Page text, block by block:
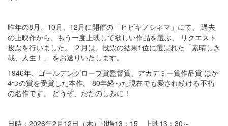
昨年の8月、10月、12月に開催の「ヒビキノシネマ」にて、 過去
の上映作から、もう一度上映して欲しい作品を選ぶ、 リクエスト
投票を行いました。 ２月は、投票の結果1位に選ばれた「素晴しき
哉、人生！」 をお送りいたします。
1946年、ゴールデングローブ賞監督賞、アカデミー賞作品賞 ほか
4つの賞を受賞した本作。 80年経った現在でも愛され続ける不朽
の名作です。 どうぞ、おたのしみに！
日時：2026年2月12日（木）開場13：15 上映13：30～